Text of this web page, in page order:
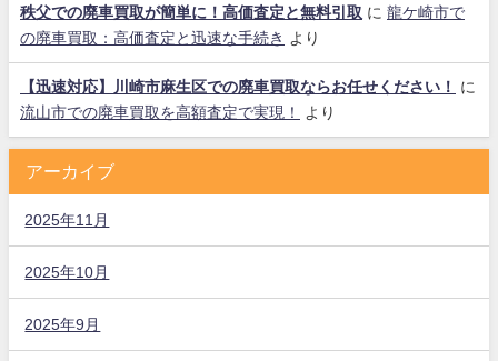
秩父での廃車買取が簡単に！高価査定と無料引取 に 龍ケ崎市で
の廃車買取：高価査定と迅速な手続き
より
【迅速対応】川崎市麻生区での廃車買取ならお任せください！
に
流山市での廃車買取を高額査定で実現！
より
アーカイブ
2025年11月
2025年10月
2025年9月